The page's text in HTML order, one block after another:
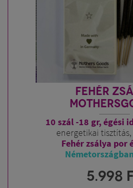
FEHÉR
10 szál -18 gr, égési
energetikai
Fehér zsálya por
5.998